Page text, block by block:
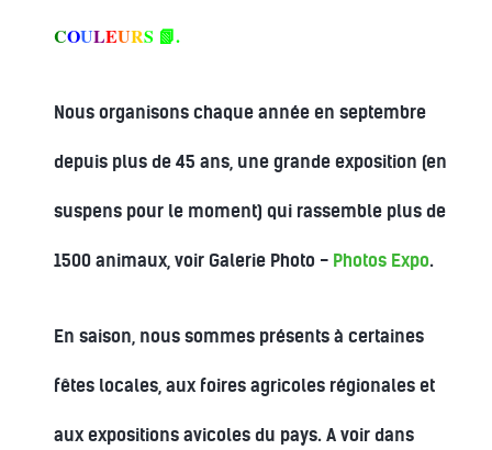
COULEURS 📗.
Nous organisons chaque année en septembre
depuis plus de 45 ans, une grande exposition (en
suspens pour le moment) qui rassemble plus de
1500 animaux, voir Galerie Photo - Photos Expo.
En saison, nous sommes présents à certaines
fêtes locales, aux foires agricoles régionales et
aux expositions avicoles du pays. A voir dans